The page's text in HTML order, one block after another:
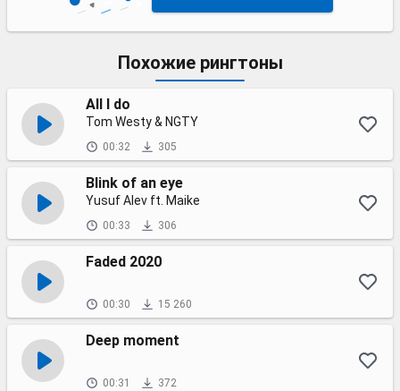
Похожие рингтоны
All I do
Tom Westy & NGTY
00:32 305
Blink of an eye
Yusuf Alev ft. Maike
00:33 306
Faded 2020
00:30 15 260
Deep moment
00:31 372